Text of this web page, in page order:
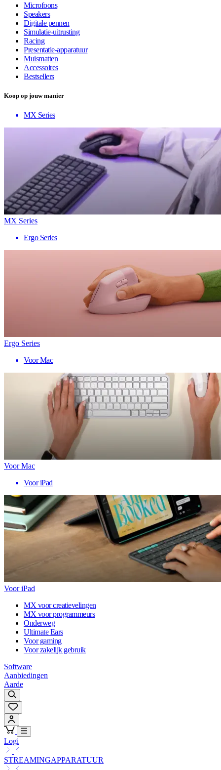
Microfoons
Speakers
Digitale pennen
Simulatie-uitrusting
Racing
Presentatie-apparatuur
Muismatten
Accessoires
Bestsellers
Koop op jouw manier
MX Series
MX Series
Ergo Series
Ergo Series
Voor Mac
Voor Mac
Voor iPad
Voor iPad
MX voor creatievelingen
MX voor programmeurs
Onderweg
Ultimate Ears
Voor gaming
Voor zakelijk gebruik
Software
Aanbiedingen
Aarde
Logi
STREAMINGAPPARATUUR